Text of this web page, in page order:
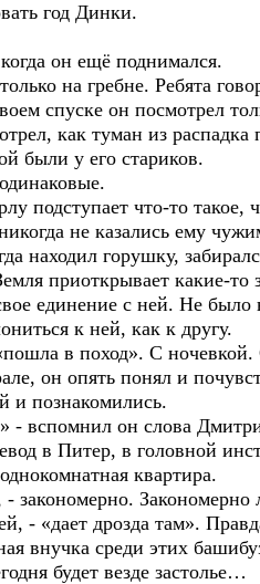
год Динки.
он ещё поднимался.
на гребне. Ребята
спуске он посмотрел
как туман из распадка
у его стариков.
что-то такое,
не казались ему
горушку,
приоткрывает какие-то
единение с ней. Не
к ней, как к другу.
в поход». С ночевкой.
он опять понял и
познакомились.
вспомнил он слова
в Питер, в головной
квартира.
Закономерно
«дает дрозда там».
внучка среди этих
будет везде застолье…